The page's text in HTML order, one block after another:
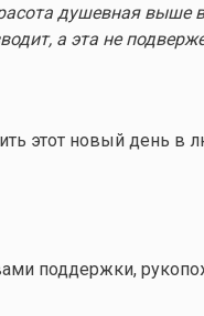
душевная выше
а эта не
этот новый день в
поддержки,